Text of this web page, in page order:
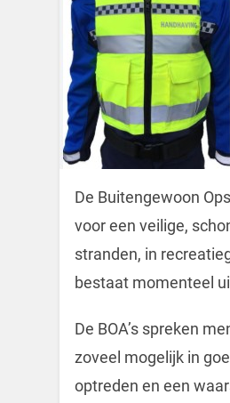
De Buitengewoon
voor een veilige,
stranden, in
bestaat momenteel
De BOA’s spreken
zoveel mogelijk in
optreden en een